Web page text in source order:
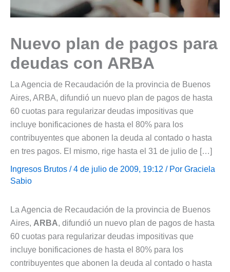
Nuevo plan de pagos para
deudas con ARBA
La Agencia de Recaudación de la provincia de Buenos
Aires, ARBA, difundió un nuevo plan de pagos de hasta
60 cuotas para regularizar deudas impositivas que
incluye bonificaciones de hasta el 80% para los
contribuyentes que abonen la deuda al contado o hasta
en tres pagos. El mismo, rige hasta el 31 de julio de […]
Ingresos Brutos / 4 de julio de 2009, 19:12 / Por Graciela
Sabio
La Agencia de Recaudación de la provincia de Buenos
Aires, ARBA, difundió un nuevo plan de pagos de hasta
60 cuotas para regularizar deudas impositivas que
incluye bonificaciones de hasta el 80% para los
contribuyentes que abonen la deuda al contado o hasta